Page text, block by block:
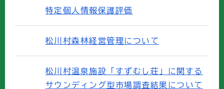
特定個人情報保護評価
松川村森林経営管理について
松川村温泉施設「すずむし荘」に関する
サウンディング型市場調査結果について